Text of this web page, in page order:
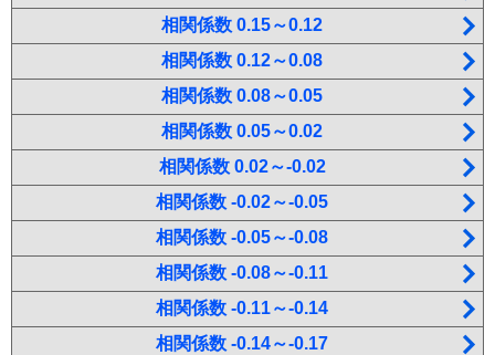
相関係数 0.15～0.12
相関係数 0.12～0.08
相関係数 0.08～0.05
相関係数 0.05～0.02
相関係数 0.02～-0.02
相関係数 -0.02～-0.05
相関係数 -0.05～-0.08
相関係数 -0.08～-0.11
相関係数 -0.11～-0.14
相関係数 -0.14～-0.17